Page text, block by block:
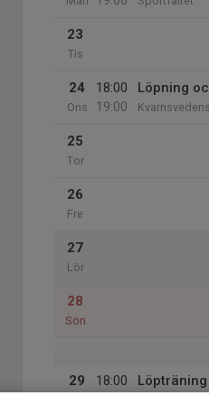
23
Tis
24
Ons
18:00
19:00
Löpning
25
Tor
26
Fre
27
Lör
28
Sön
29
18:00
Löpträning